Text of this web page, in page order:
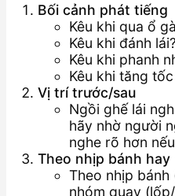
Bối cảnh phát tiếng
Kêu khi qua ổ
Kêu khi đánh lái?
Kêu khi phanh
Kêu khi tăng
Vị trí trước/sau
Ngồi ghế lái
hãy nhờ người
nghe rõ hơn
Theo nhịp bánh hay
Theo nhịp
nhóm quay